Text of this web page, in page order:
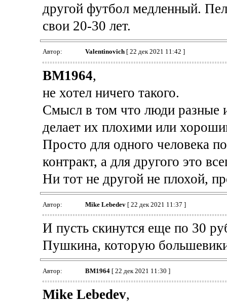
другой футбол медленный.
свои 20-30 лет.
Автор: Valentinovich[ 22 дек 2021 11:42 ]
BM1964,
не хотел ничего такого.
Смысл в том что люди разные
делает их плохими или
Просто для одного человека
контракт, а для другого это
Ни тот не другой не плохой,
Автор: Mike Lebedev[ 22 дек 2021 11:37 ]
И пусть скинутся еще по 30
Пушкина, которую
Автор: BM1964[ 22 дек 2021 11:30 ]
Mike Lebedev,